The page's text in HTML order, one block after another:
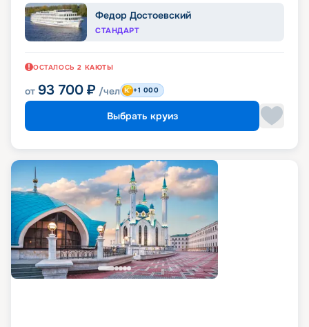
Федор Достоевский
СТАНДАРТ
ОСТАЛОСЬ 2 КАЮТЫ
от 93 700 ₽ /чел +1 000
Выбрать круиз